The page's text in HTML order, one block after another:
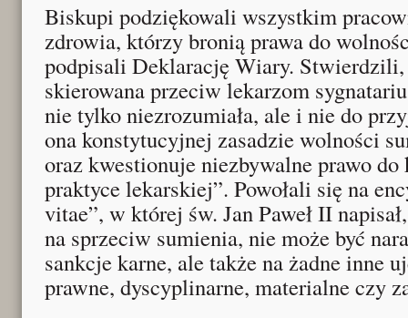
Biskupi podziękowali wszystkim
zdrowia, którzy bronią prawa do
podpisali Deklarację Wiary. Stwierdzili,
skierowana przeciw lekarzom
nie tylko niezrozumiała, ale i nie do
ona konstytucyjnej zasadzie wolności
oraz kwestionuje niezbywalne prawo
praktyce lekarskiej”. Powołali się na
vitae”, w której św. Jan Paweł II
na sprzeciw sumienia, nie może być
sankcje karne, ale także na żadne inne
prawne, dyscyplinarne, materialne czy